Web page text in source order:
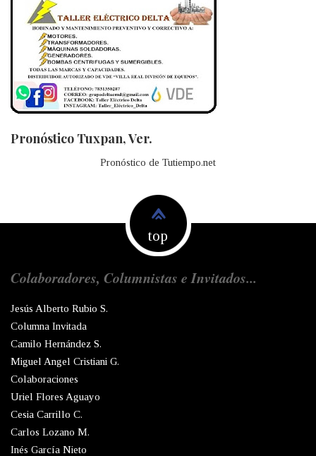
Pronóstico Tuxpan, Ver.
Pronóstico de Tutiempo.net
top
Colaboradores, Columnistas e Invitados...
Jesús Alberto Rubio S.
Columna Invitada
Camilo Hernández S.
Miguel Angel Cristiani G.
Colaboraciones
Uriel Flores Aguayo
Cesia Carrillo C.
Carlos Lozano M.
Inés García Nieto